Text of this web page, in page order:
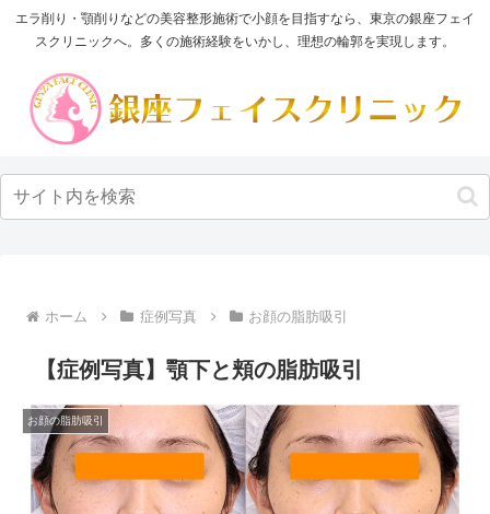
エラ削り・顎削りなどの美容整形施術で小顔を目指すなら、東京の銀座フェイ
スクリニックへ。多くの施術経験をいかし、理想の輪郭を実現します。
ホーム 症例写真 お顔の脂肪吸引
【症例写真】顎下と頬の脂肪吸引
お顔の脂肪吸引